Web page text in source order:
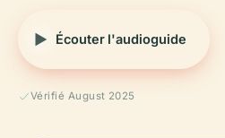
Écouter l'audioguide
Vérifié August 2025